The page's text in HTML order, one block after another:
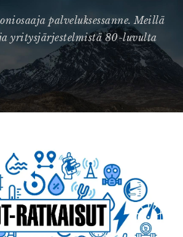
palveluksessanne. Meillä
yritysjärjestelmistä 80-luvulta